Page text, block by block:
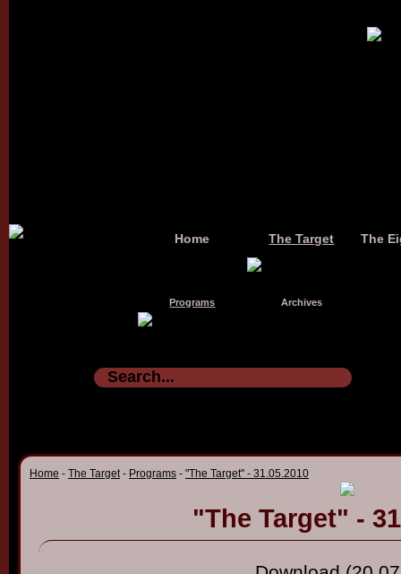
Home The Target The
Programs Archives
Home - The Target- Programs - "The Target" - 31.05.2010
"The Target" -